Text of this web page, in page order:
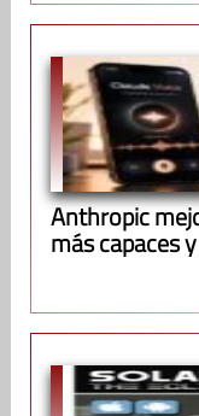
Anthropic
más capaces